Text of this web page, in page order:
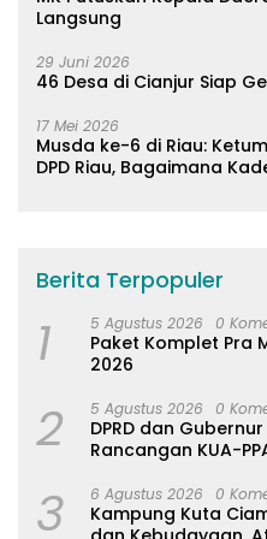
Langsung
29 Juni 2026
46 Desa di Cianjur Siap
17 Mei 2026
Musda ke-6 di Riau:
DPD Riau, Bagaimana
Berita Terpopuler
1 5 Agustus 2026 0
Paket Komplet Pra
2026
2 5 Agustus 2026 0
DPRD dan
Rancangan KUA-
3 6 Agustus 2026 0
Kampung Kuta